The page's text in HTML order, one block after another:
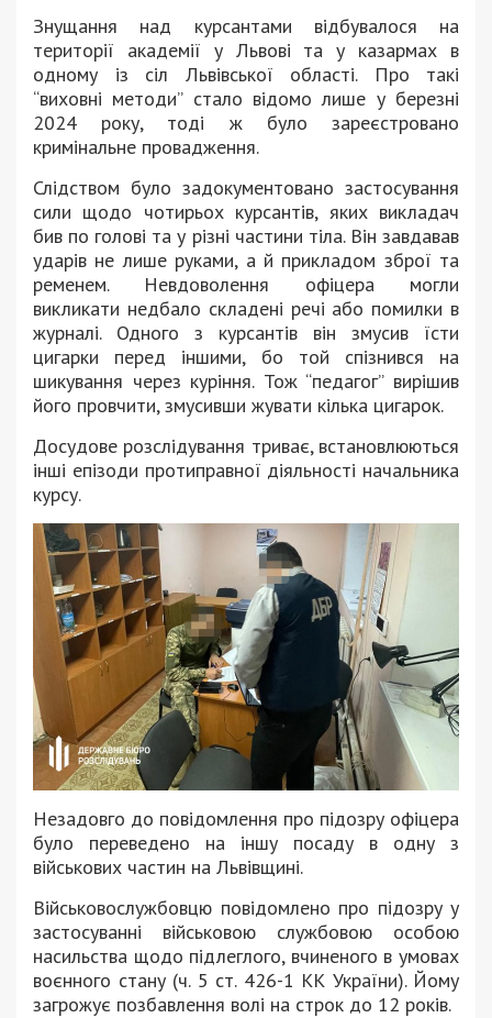
Знущання над курсантами відбувалося на
території академії у Львові та у казармах в
одному із сіл Львівської області. Про такі
“виховні методи” стало відомо лише у березні
2024 року, тоді ж було зареєстровано
кримінальне провадження.
Слідством було задокументовано застосування
сили щодо чотирьох курсантів, яких викладач
бив по голові та у різні частини тіла. Він завдавав
ударів не лише руками, а й прикладом зброї та
ременем. Невдоволення офіцера могли
викликати недбало складені речі або помилки в
журналі. Одного з курсантів він змусив їсти
цигарки перед іншими, бо той спізнився на
шикування через куріння. Тож “педагог” вирішив
його провчити, змусивши жувати кілька цигарок.
Досудове розслідування триває, встановлюються
інші епізоди протиправної діяльності начальника
курсу.
Незадовго до повідомлення про підозру офіцера
було переведено на іншу посаду в одну з
військових частин на Львівщині.
Військовослужбовцю повідомлено про підозру у
застосуванні військовою службовою особою
насильства щодо підлеглого, вчиненого в умовах
воєнного стану (ч. 5 ст. 426-1 КК України). Йому
загрожує позбавлення волі на строк до 12 років.